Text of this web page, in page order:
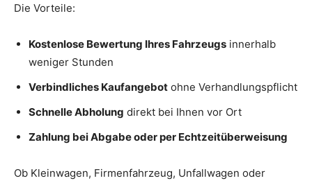
Die Vorteile:
Kostenlose Bewertung Ihres Fahrzeugs innerhalb
weniger Stunden
Verbindliches Kaufangebot ohne Verhandlungspflicht
Schnelle Abholung direkt bei Ihnen vor Ort
Zahlung bei Abgabe oder per Echtzeitüberweisung
Ob Kleinwagen, Firmenfahrzeug, Unfallwagen oder